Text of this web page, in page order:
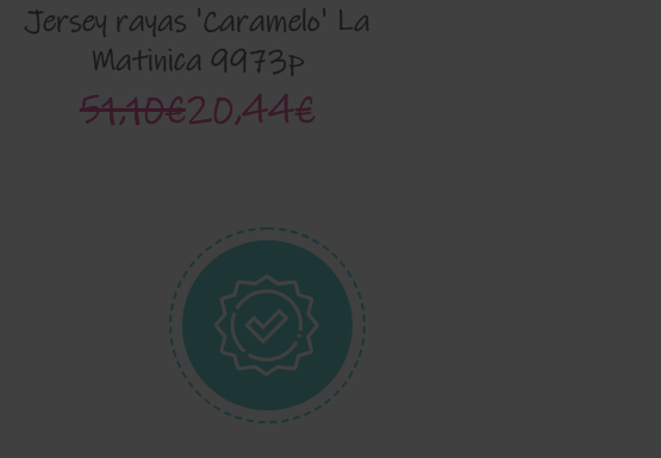
Jersey rayas 'Caramelo' La
Matinica 9973p
51,10€20,44€